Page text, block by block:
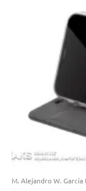
M. Alejandro W. García